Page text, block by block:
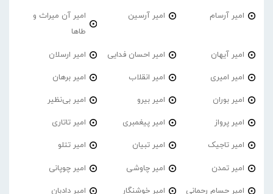
امیر آرسام امیر آرسین
امیر آن میراث و
طاها
امیر آیهان امیر احسان فدایی امیر ارسلان
امیر امیری امیر انقلاب امیر برهان
امیر‌ بوران امیر بیرو امیر بی‌نظیر
امیر پرواز امیر پیغمبری امیر تاتاری
امیر تاجیک امیر تبیان امیر تتلو
امیر تمدن امیر چاوشی امیر چوپانی
امیر حسام رحمانی امیر خوشنگار امیر دادبان